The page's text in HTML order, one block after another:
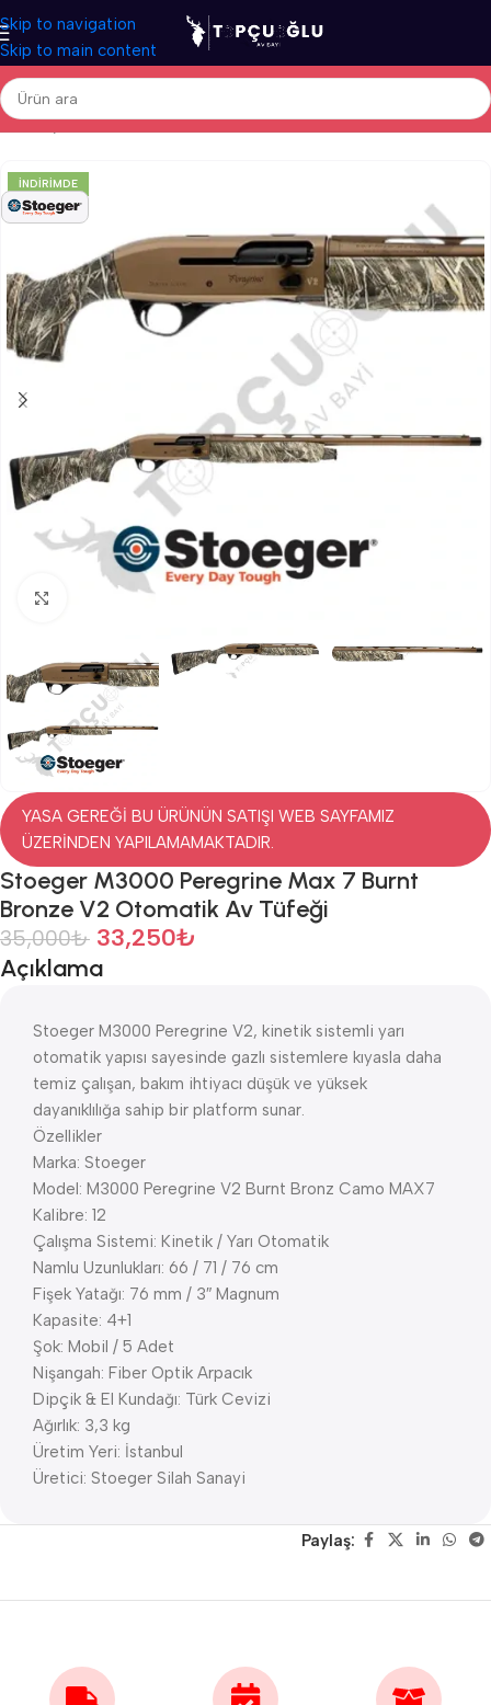
Skip to navigation
Skip to main content
Ana Sayfa/Av Tüfekleri/Yerli Av Tüfekleri/Otomatik Av Tüfekleri
İNDIRIMDE
Click to enlarge
YASA GEREĞİ BU ÜRÜNÜN SATIŞI WEB SAYFAMIZ
ÜZERİNDEN YAPILAMAMAKTADIR.
Stoeger M3000 Peregrine Max 7 Burnt
Bronze V2 Otomatik Av Tüfeği
35,000₺ 33,250₺
Açıklama
Stoeger M3000 Peregrine V2, kinetik sistemli yarı
otomatik yapısı sayesinde gazlı sistemlere kıyasla daha
temiz çalışan, bakım ihtiyacı düşük ve yüksek
dayanıklılığa sahip bir platform sunar.
Özellikler
Marka: Stoeger
Model: M3000 Peregrine V2 Burnt Bronz Camo MAX7
Kalibre: 12
Çalışma Sistemi: Kinetik / Yarı Otomatik
Namlu Uzunlukları: 66 / 71 / 76 cm
Fişek Yatağı: 76 mm / 3″ Magnum
Kapasite: 4+1
Şok: Mobil / 5 Adet
Nişangah: Fiber Optik Arpacık
Dipçik & El Kundağı: Türk Cevizi
Ağırlık: 3,3 kg
Üretim Yeri: İstanbul
Üretici: Stoeger Silah Sanayi
Paylaş: